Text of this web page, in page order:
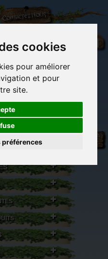
cookies
pour améliorer
et pour
site.
préférences
Contactez-nous
Activités
détente et jeux
Objets déco et